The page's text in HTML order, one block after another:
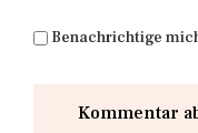
Benachrichtige